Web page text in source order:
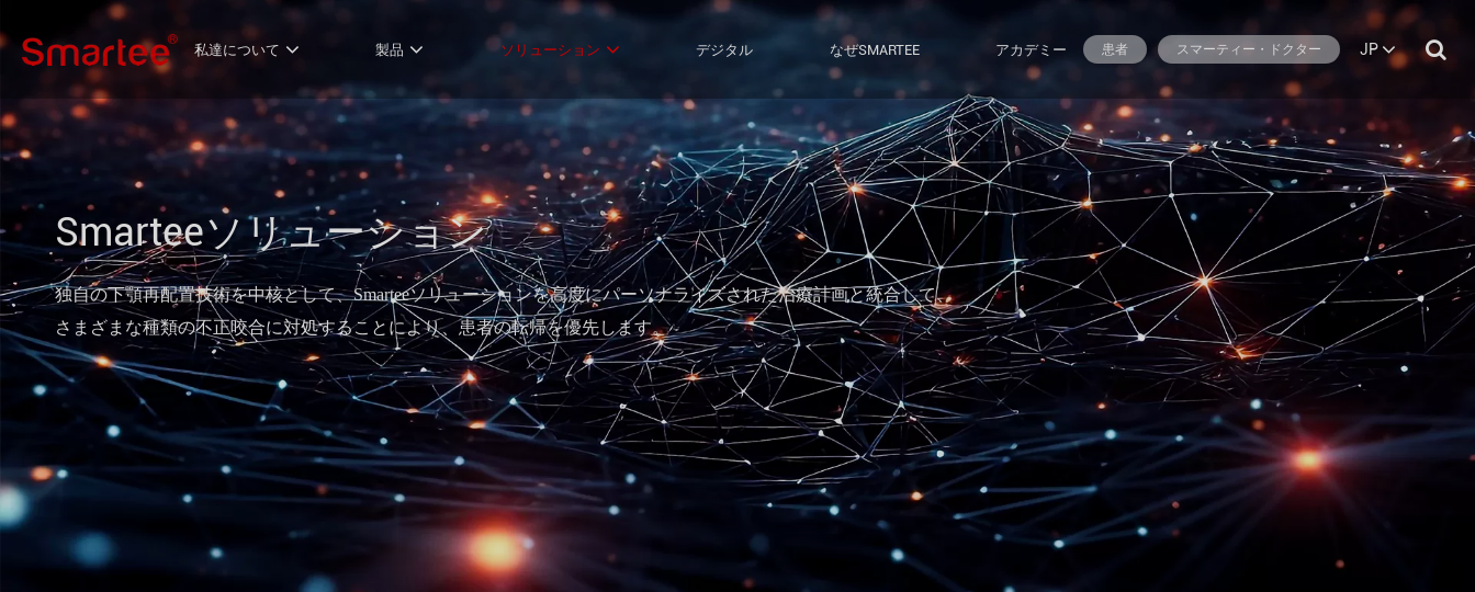
私達について 製品 ソリューション デジタル なぜSMARTEE アカデミー 患者 スマーティー・ドクター JP
Smarteeソリューション
独自の下顎再配置技術を中核として、Smarteeソリューションを高度にパーソナライズされた治療計画と統合して、
さまざまな種類の不正咬合に対処することにより、患者の転帰を優先します。